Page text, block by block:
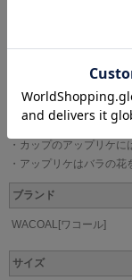
バストボリュームを脇か
・カップには刺繍の柄に
・カップのレースにはラ
・カップのアップリケ
・アップリケはバラの花
ブランド
WACOAL[ワコール]
サイズ